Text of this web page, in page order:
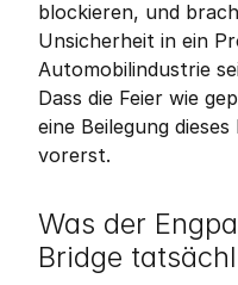
blockieren, und
Unsicherheit in ein
Automobilindustrie
Dass die Feier wie
eine Beilegung
vorerst.
Was der
Bridge